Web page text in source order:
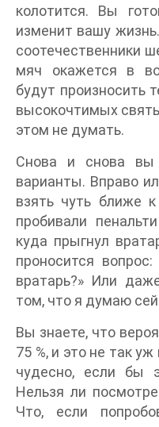
колотится. Вы
изменит вашу
соотечественники
мяч окажется в
будут произносить
высокочтимых
этом не думать.
Снова и снова вы
варианты. Вправо
взять чуть ближе
пробивали
куда прыгнул
проносится
вратарь?» Или
том, что я думаю
Вы знаете, что
75 %, и это не так
чудесно, если бы
Нельзя ли
Что, если